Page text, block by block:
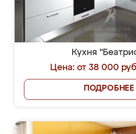
Кухня
Цена: от 38 000
ПОДРОБНЕЕ